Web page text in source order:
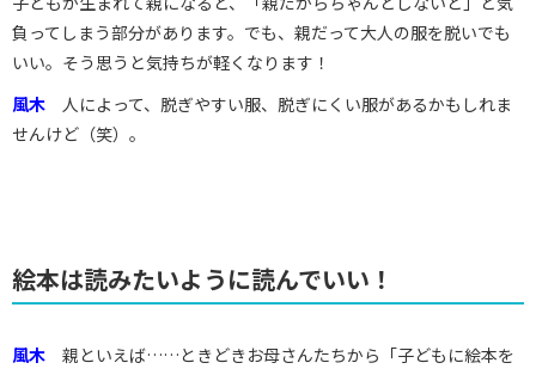
負ってしまう部分があります。でも、親だって大人の服を脱いでも
いい。そう思うと気持ちが軽くなります！
風木 人によって、脱ぎやすい服、脱ぎにくい服があるかもしれま
せんけど（笑）。
絵本は読みたいように読んでいい！
風木 親といえば……ときどきお母さんたちから「子どもに絵本を